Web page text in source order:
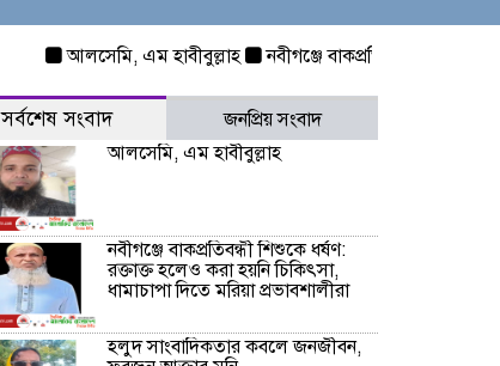
আলসেমি, এম হাবীবুল্লাহ নবীগঞ্জে বাকপ্রতিবন্ধী শিশুকে ধর্ষণ:
সর্বশেষ সংবাদ
জনপ্রিয় সংবাদ
আলসেমি, এম হাবীবুল্লাহ
নবীগঞ্জে বাকপ্রতিবন্ধী শিশুকে ধর্ষণ:
রক্তাক্ত হলেও করা হয়নি চিকিৎসা,
ধামাচাপা দিতে মরিয়া প্রভাবশালীরা
হলুদ সাংবাদিকতার কবলে জনজীবন,